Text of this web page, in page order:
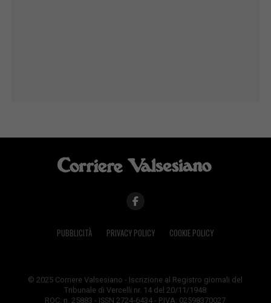
PUBBLICITÀ PRIVACY POLICY COOKIE POLICY
© 2025 Corriere Valsesiano - Iscrizione al Registro giornali del
Tribunale di Vercelli nr. 14 del 20/11/1948
ROC: n. 25883 - ISSN 2724-6434 - P.IVA: 02598370027